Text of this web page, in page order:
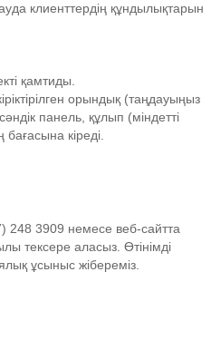
клиенттердің құндылықтарын
қамтиды.
орындық (таңдауыңыз
панель, құлып (міндетті
кіреді.
248 3909 немесе веб-сайтта
тексере аласыз. Өтінімді
ұсыныс жібереміз.